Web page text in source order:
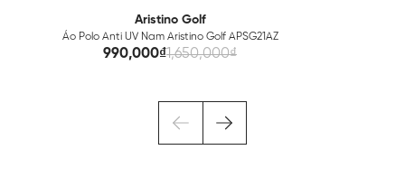
Aristino Golf
Áo Polo Anti UV Nam Aristino Golf APSG21AZ
990,000₫1,650,000₫